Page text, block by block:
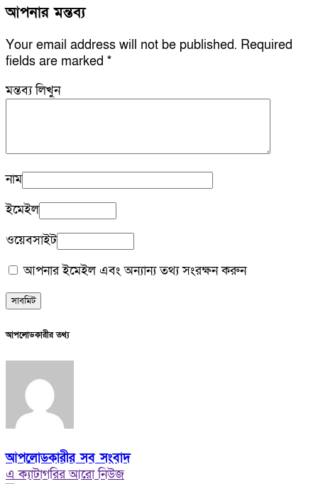
আপনার মন্তব্য
Your email address will not be published. Required
fields are marked *
মন্তব্য লিখুন
নাম
ইমেইল
ওয়েবসাইট
আপনার ইমেইল এবং অন্যান্য তথ্য সংরক্ষন করুন
আপলোডকারীর তথ্য
আপলোডকারীর সব সংবাদ
এ ক্যাটাগরির আরো নিউজ